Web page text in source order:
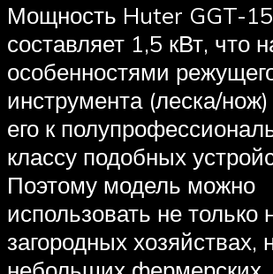
Мощность Huter GGT-
составляет 1,5 кВт, что
особенностями
инструмента (леска/нож)
его к
классу подобных
Поэтому модель можно
использовать не только
загородных хозяйствах,